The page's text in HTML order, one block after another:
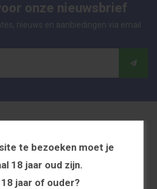
te bezoeken moet je
18 jaar oud zijn.
18 jaar of ouder?
onze nieuwsbrief
nieuws en aanbiedingen via email
in Nederland